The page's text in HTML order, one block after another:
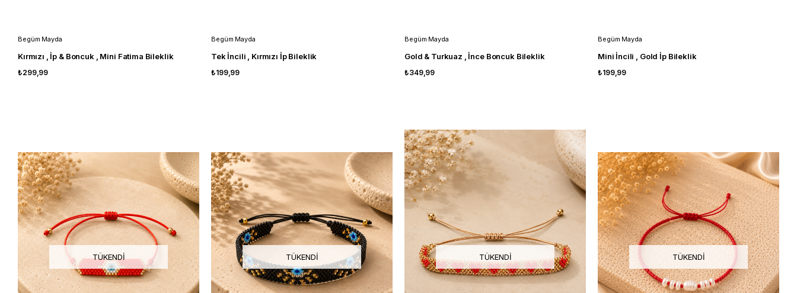
Begüm Mayda
Kırmızı , İp & Boncuk , Mini Fatima Bileklik
₺299,99
Begüm Mayda
Tek İncili , Kırmızı İp Bileklik
₺199,99
Begüm Mayda
Gold & Turkuaz , İnce Boncuk Bileklik
₺349,99
Begüm Mayda
Mini İncili , Gold İp Bileklik
₺199,99
TÜKENDI TÜKENDI TÜKENDI TÜKENDI